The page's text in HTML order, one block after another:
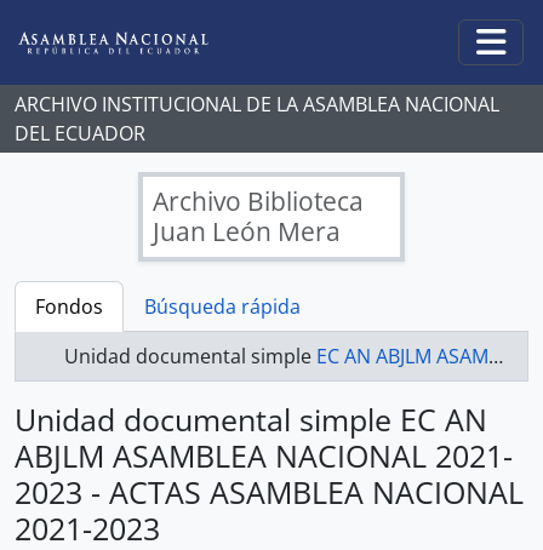
ARCHIVO INSTITUCIONAL DE LA ASAMBLEA NACIONAL
DEL ECUADOR
Archivo Biblioteca
Juan León Mera
Fondos
Búsqueda rápida
Unidad documental simple EC AN ABJLM ASAMBLEA NACIONAL 2021-2023 - ACTAS ASAMBLEA NACIONAL 2021-2023
Unidad documental simple EC AN
ABJLM ASAMBLEA NACIONAL 2021-
2023 - ACTAS ASAMBLEA NACIONAL
2021-2023